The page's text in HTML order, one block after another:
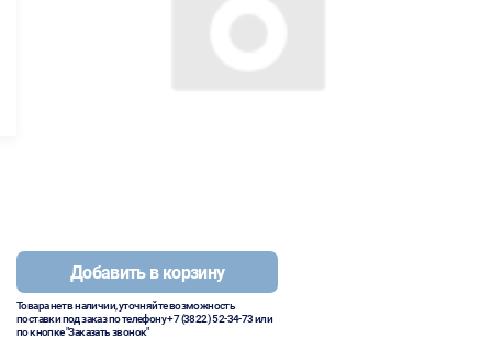
Добавить в корзину
Товара нет в наличии, уточняйте возможность
поставки под заказ по телефону+7 (3822) 52-34-73или
по кнопке "Заказать звонок"